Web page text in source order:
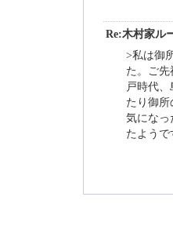
Re:木村家ル
>私は御
た。ご
戸時代
たり御
気になっ
たようで